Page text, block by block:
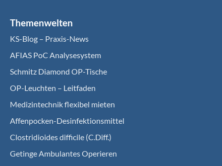
Themenwelten
KS-Blog – Praxis-News
AFIAS PoC Analysesystem
Schmitz Diamond OP-Tische
OP-Leuchten – Leitfaden
Medizintechnik flexibel mieten
Affenpocken-Desinfektionsmittel
Clostridioides difficile (C.Diff.)
Getinge Ambulantes Operieren